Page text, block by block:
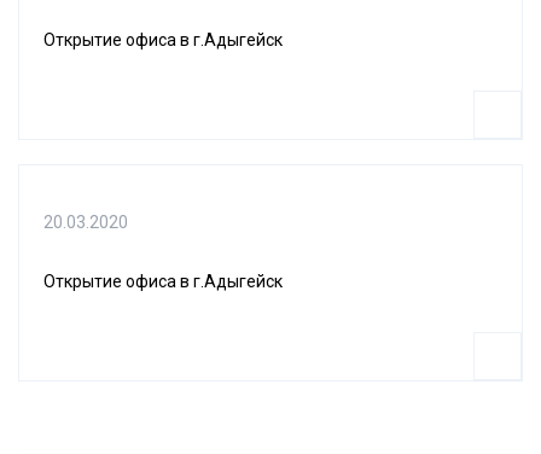
Открытие офиса в г.Адыгейск
20.03.2020
Открытие офиса в г.Адыгейск